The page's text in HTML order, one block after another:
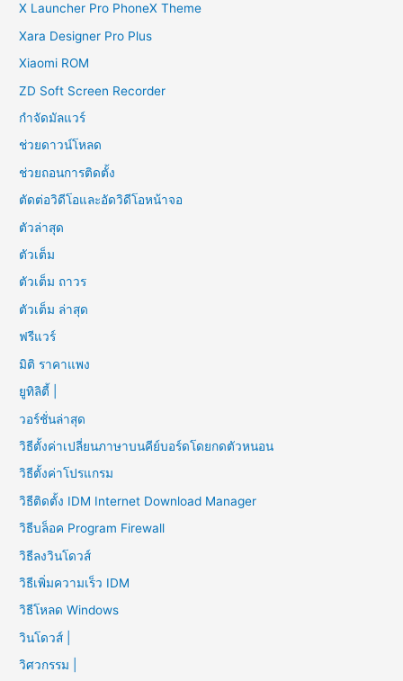
X Launcher Pro PhoneX Theme
Xara Designer Pro Plus
Xiaomi ROM
ZD Soft Screen Recorder
กำจัดมัลแวร์
ช่วยดาวน์โหลด
ช่วยถอนการติดตั้ง
ตัดต่อวิดีโอและอัดวิดีโอหน้าจอ
ตัวล่าสุด
ตัวเต็ม
ตัวเต็ม ถาวร
ตัวเต็ม ล่าสุด
ฟรีแวร์
มิติ ราคาแพง
ยูทิลิตี้ |
วอร์ชั่นล่าสุด
วิธีตั้งค่าเปลี่ยนภาษาบนคีย์บอร์ดโดยกดตัวหนอน
วิธีตั้งค่าโปรแกรม
วิธีติดตั้ง IDM Internet Download Manager
วิธีบล็อค Program Firewall
วิธีลงวินโดวส์
วิธีเพิ่มความเร็ว IDM
วิธีโหลด Windows
วินโดวส์ |
วิศวกรรม |